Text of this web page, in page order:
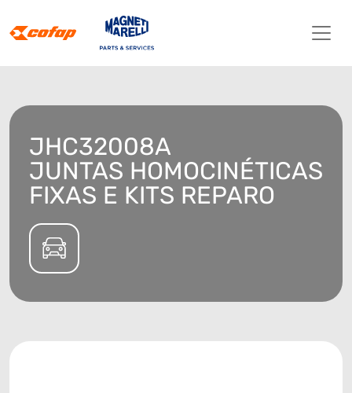
JHC32008A
JUNTAS HOMOCINÉTICAS
FIXAS E KITS REPARO